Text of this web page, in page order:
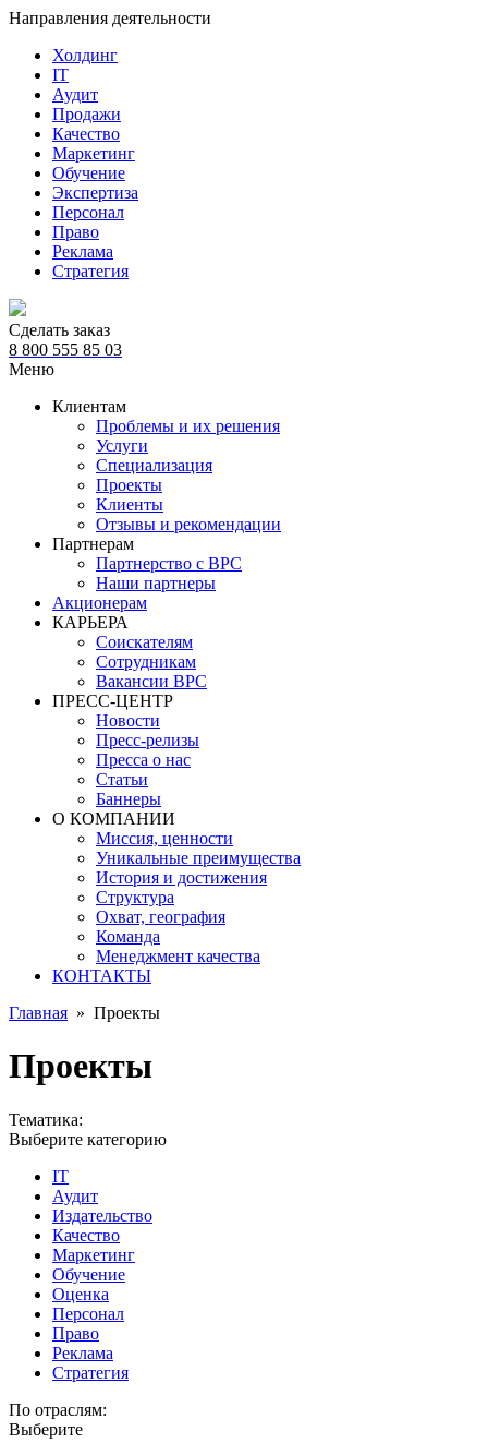
Направления деятельности
Холдинг
IT
Аудит
Продажи
Качество
Маркетинг
Обучение
Экспертиза
Персонал
Право
Реклама
Стратегия
Сделать заказ
8 800 555 85 03
Меню
Клиентам
Проблемы и их решения
Услуги
Специализация
Проекты
Клиенты
Отзывы и рекомендации
Партнерам
Партнерство с BPC
Наши партнеры
Акционерам
КАРЬЕРА
Соискателям
Сотрудникам
Вакансии BPC
ПРЕСС-ЦЕНТР
Новости
Пресс-релизы
Пресса о нас
Статьи
Баннеры
О КОМПАНИИ
Миссия, ценности
Уникальные преимущества
История и достижения
Структура
Охват, география
Команда
Менеджмент качества
КОНТАКТЫ
Главная » Проекты
Проекты
Тематика:
Выберите категорию
IT
Аудит
Издательство
Качество
Маркетинг
Обучение
Оценка
Персонал
Право
Реклама
Стратегия
По отраслям:
Выберите